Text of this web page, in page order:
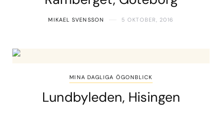
MIKAEL SVENSSON 5 OKTOBER, 2016
MINA DAGLIGA ÖGONBLICK
Lundbyleden, Hisingen